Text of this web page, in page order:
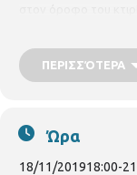
Η
ΠΕΡΙΣΣΌΤΕΡΑ
Ώρα
18/11/201918:00-